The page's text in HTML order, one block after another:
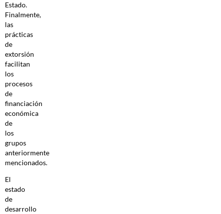
Estado.
Finalmente,
las
prácticas
de
extorsión
facilitan
los
procesos
de
financiación
económica
de
los
grupos
anteriormente
mencionados.
El
estado
de
desarrollo